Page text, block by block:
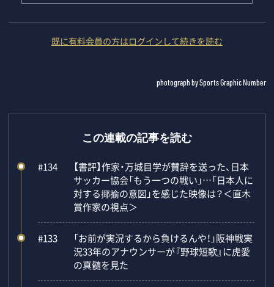
既に有料会員の方はログインして続きを読む
photograph by Sports Graphic Number
この連載の記事を読む
#134
【書評】作家・万城目学が賛辞を送った、日本
サッカー協会「もう一つの戦い」…「日本人に
対する揶揄の意図」を感じた映像は？＜直木
賞作家の視点＞
#133
「お前が実況するから負けるんや！」阪神戦実
況33年のアナウンサーが『野球短歌』に虎愛
の真髄を見た